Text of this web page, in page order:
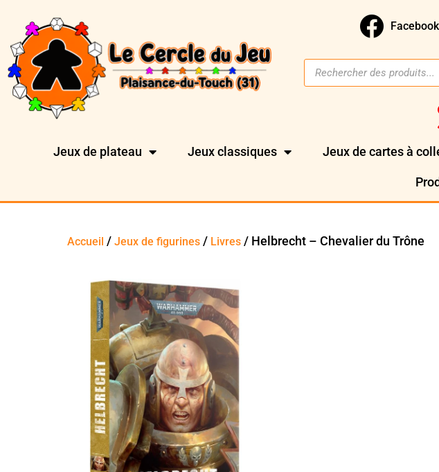
Facebook
Jeux de plateau Jeux classiques Jeux de cartes à
Accueil /Jeux de figurines / Livres / Helbrecht – Chevalier du Trône